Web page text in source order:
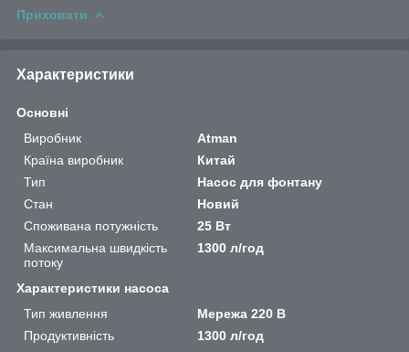
Приховати
Характеристики
Основні
Виробник
Atman
Країна виробник
Китай
Тип
Насос для фонтану
Стан
Новий
Споживана потужність
25 Вт
Максимальна швидкість
потоку
1300 л/год
Характеристики насоса
Тип живлення
Мережа 220 В
Продуктивність
1300 л/год